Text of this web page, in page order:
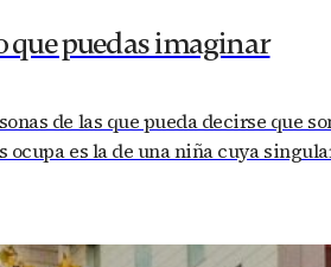
que puedas imaginar
de las que pueda decirse que
ocupa es la de una niña cuya